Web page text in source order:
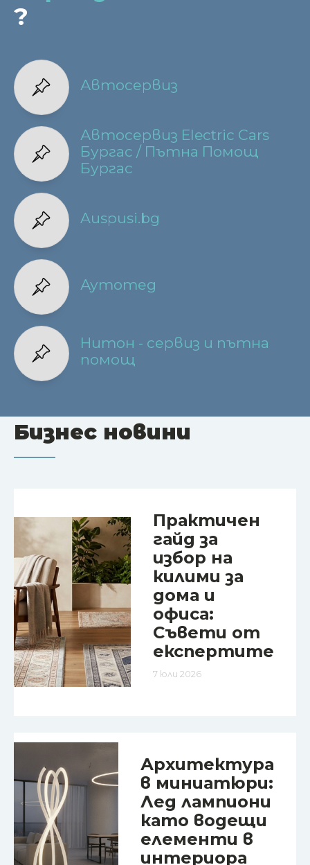
?
Автосервиз
Автосервиз Electric Cars
Бургас / Пътна Помощ
Бургас
Auspusi.bg
Аутотед
Нитон - сервиз и пътна
помощ
Бизнес новини
Практичен
гайд за
избор на
килими за
дома и
офиса:
Съвети от
експертите
7 юли 2026
Архитектура
в миниатюри:
Лед лампиони
като водещи
елементи в
интериора